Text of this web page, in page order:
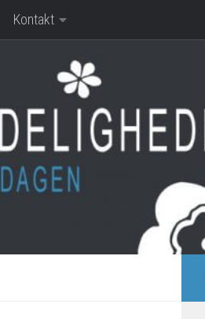
Kontakt